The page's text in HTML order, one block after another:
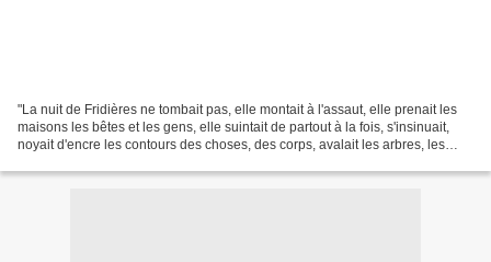
"La nuit de Fridières ne tombait pas, elle montait à l'assaut, elle prenait les
maisons les bêtes et les gens, elle suintait de partout à la fois, s'insinuait,
noyait d'encre les contours des choses, des corps, avalait les arbres, les